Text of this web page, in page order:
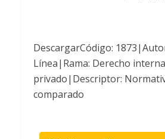
DescargarCódigo:
Línea|Rama: Derecho
privado|Descriptor:
comparado